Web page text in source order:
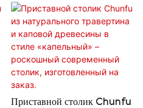
Приставной столик Chunfu